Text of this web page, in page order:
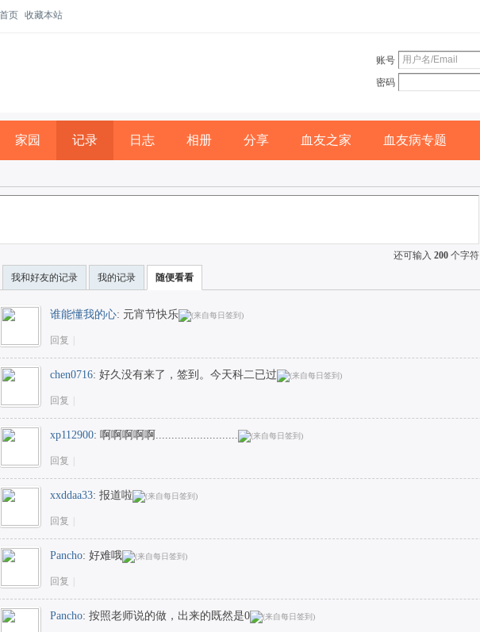
页 收藏本站
账号
密码
家园 记录 日志 相册 分享 血友之家 血友病专题
还可输入 200 个字符
我和好友的记录
我的记录 随便看看
谁能懂我的心: 元宵节快乐
回复
chen0716: 好久没有来了，签到。今天科二已过
回复
xp112900: 啊啊啊啊啊..........................
回复
xxddaa33: 报道啦
回复
Pancho: 好难哦
回复
Pancho: 按照老师说的做，出来的既然是0